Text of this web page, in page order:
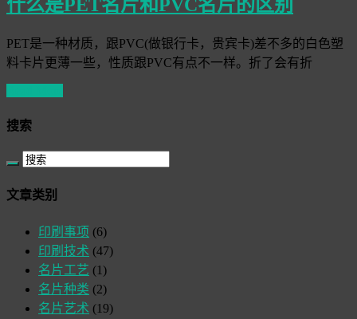
什么是PET名片和PVC名片的区别
PET是一种材质，跟PVC(做银行卡，贵宾卡)差不多的白色塑
料卡片更薄一些，性质跟PVC有点不一样。折了会有折
搜索
文章类别
印刷事项 (6)
印刷技术 (47)
名片工艺 (1)
名片种类 (2)
名片艺术 (19)